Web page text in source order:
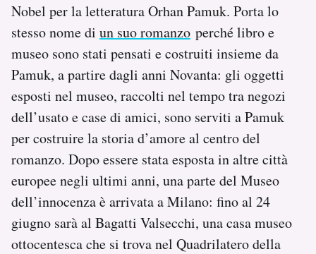
Area Personale
Newsletter
Notifiche mobile
Regala il Post
Hai bisogno di aiuto?
Esci
Nobel per la letteratura Orhan Pamuk. Porta lo
stesso nome di un suo romanzo perché libro e
museo sono stati pensati e costruiti insieme da
Pamuk, a partire dagli anni Novanta: gli oggetti
esposti nel museo, raccolti nel tempo tra negozi
dell’usato e case di amici, sono serviti a Pamuk
per costruire la storia d’amore al centro del
romanzo. Dopo essere stata esposta in altre città
europee negli ultimi anni, una parte del Museo
dell’innocenza è arrivata a Milano: fino al 24
giugno sarà al Bagatti Valsecchi, una casa museo
ottocentesca che si trova nel Quadrilatero della